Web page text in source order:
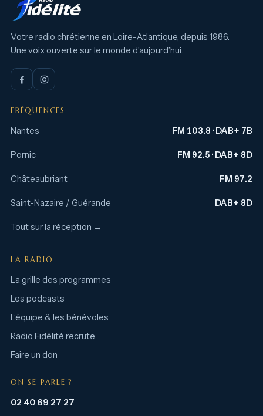
Votre radio chrétienne en Loire-Atlantique, depuis 1986.
Une voix ouverte sur le monde d’aujourd’hui.
FRÉQUENCES
Nantes FM 103.8 · DAB+ 7B
Pornic FM 92.5 · DAB+ 8D
Châteaubriant FM 97.2
Saint-Nazaire / Guérande DAB+ 8D
Tout sur la réception →
LA RADIO
La grille des programmes
Les podcasts
L’équipe & les bénévoles
Radio Fidélité recrute
Faire un don
ON SE PARLE ?
02 40 69 27 27